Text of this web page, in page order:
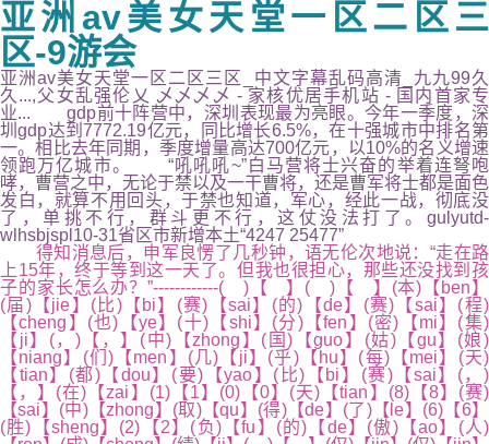
亚洲av美女天堂一区二区三
区-9游会
亚洲av美女天堂一区二区三区_中文字幕乱码高清_九九99久
久...,父女乱强伦乂 乄乄乄乄 - 家核优居手机站 - 国内首家专
业... gdp前十阵营中，深圳表现最为亮眼。今年一季度，深
圳gdp达到7772.19亿元，同比增长6.5%，在十强城市中排名第
一。相比去年同期，季度增量高达700亿元，以10%的名义增速
领跑万亿城市。 “吼吼吼~”白马营将士兴奋的举着连弩咆
哮，曹营之中，无论于禁以及一干曹将，还是曹军将士都是面色
发白，就算不用回头，于禁也知道，军心，经此一战，彻底没
了，单挑不行，群斗更不行，这仗没法打了。gulyutd-
wlhsbjspl10-31省区市新增本土“4247 25477”
得知消息后，申军良愣了几秒钟，语无伦次地说：“走在路
上15年，终于等到这一天了。但我也很担心，那些还没找到孩
子的家长怎么办？”------------( )【 】( )【 】(本)【ben】
(届)【jie】(比)【bi】(赛)【sai】(的)【de】(赛)【sai】(程)
【cheng】(也)【ye】(十)【shi】(分)【fen】(密)【mi】(集)
【ji】(，)【，】(中)【zhong】(国)【guo】(姑)【gu】(娘)
【niang】(们)【men】(几)【ji】(乎)【hu】(每)【mei】(天)
【tian】(都)【dou】(要)【yao】(比)【bi】(赛)【sai】(，)
【，】(在)【zai】(1)【1】(0)【0】(天)【tian】(8)【8】(赛)
【sai】(中)【zhong】(取)【qu】(得)【de】(了)【le】(6)【6】
(胜)【sheng】(2)【2】(负)【fu】(的)【de】(傲)【ao】(人)